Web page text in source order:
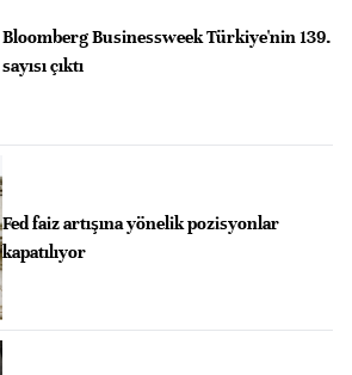
Bloomberg Businessweek Türkiye'nin 139.
sayısı çıktı
Fed faiz artışına yönelik pozisyonlar
kapatılıyor